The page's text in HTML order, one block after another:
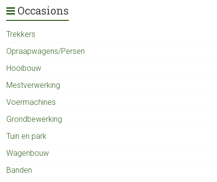
Occasions
Trekkers
Opraapwagens/Persen
Hooibouw
Mestverwerking
Voermachines
Grondbewerking
Tuin en park
Wagenbouw
Banden